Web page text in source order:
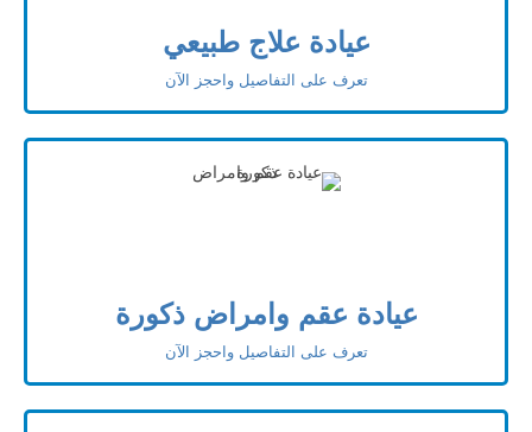
عيادة علاج طبيعي
تعرف على التفاصيل واحجز الآن
عيادة عقم وامراض ذكورة
تعرف على التفاصيل واحجز الآن